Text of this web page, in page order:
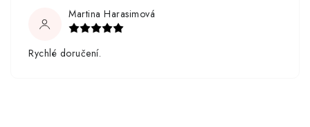
Martina Harasimová
Rychlé doručení.